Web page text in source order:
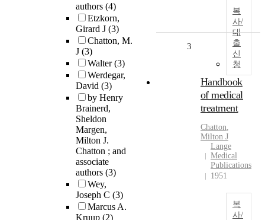
authors (4)
Etzkorn,
Girard J (3)
Chatton, M.
J (3)
Walter(3)
Werdegar,
David (3)
by Henry
Brainerd,
Sheldon
Margen,
Milton J.
Chatton ; and
associate
authors (3)
Wey,
Joseph C (3)
Marcus A.
Kruup (2)
복
사/
대
출
신
청
3
Handbook
of medical
treatment
Chatton,
Milton J
Lange
Medical
Publications
1951
복
사/